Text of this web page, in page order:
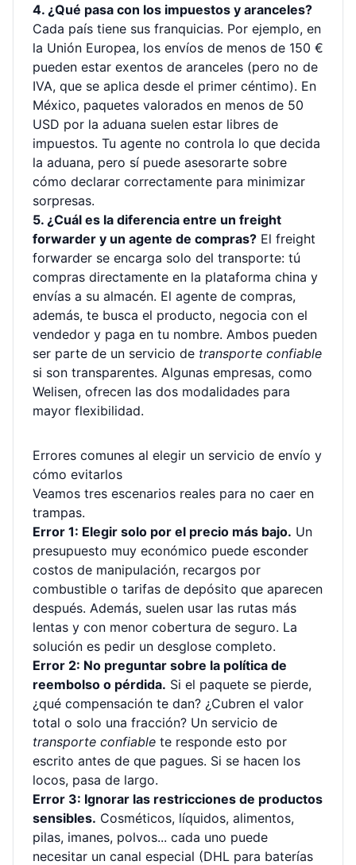
4. ¿Qué pasa con los impuestos y aranceles?
Cada país tiene sus franquicias. Por ejemplo, en
la Unión Europea, los envíos de menos de 150 €
pueden estar exentos de aranceles (pero no de
IVA, que se aplica desde el primer céntimo). En
México, paquetes valorados en menos de 50
USD por la aduana suelen estar libres de
impuestos. Tu agente no controla lo que decida
la aduana, pero sí puede asesorarte sobre
cómo declarar correctamente para minimizar
sorpresas.
5. ¿Cuál es la diferencia entre un freight
forwarder y un agente de compras? El freight
forwarder se encarga solo del transporte: tú
compras directamente en la plataforma china y
envías a su almacén. El agente de compras,
además, te busca el producto, negocia con el
vendedor y paga en tu nombre. Ambos pueden
ser parte de un servicio de transporte confiable
si son transparentes. Algunas empresas, como
Welisen, ofrecen las dos modalidades para
mayor flexibilidad.
Errores comunes al elegir un servicio de envío y
cómo evitarlos
Veamos tres escenarios reales para no caer en
trampas.
Error 1: Elegir solo por el precio más bajo. Un
presupuesto muy económico puede esconder
costos de manipulación, recargos por
combustible o tarifas de depósito que aparecen
después. Además, suelen usar las rutas más
lentas y con menor cobertura de seguro. La
solución es pedir un desglose completo.
Error 2: No preguntar sobre la política de
reembolso o pérdida. Si el paquete se pierde,
¿qué compensación te dan? ¿Cubren el valor
total o solo una fracción? Un servicio de
transporte confiable te responde esto por
escrito antes de que pagues. Si se hacen los
locos, pasa de largo.
Error 3: Ignorar las restricciones de productos
sensibles. Cosméticos, líquidos, alimentos,
pilas, imanes, polvos... cada uno puede
necesitar un canal especial (DHL para baterías